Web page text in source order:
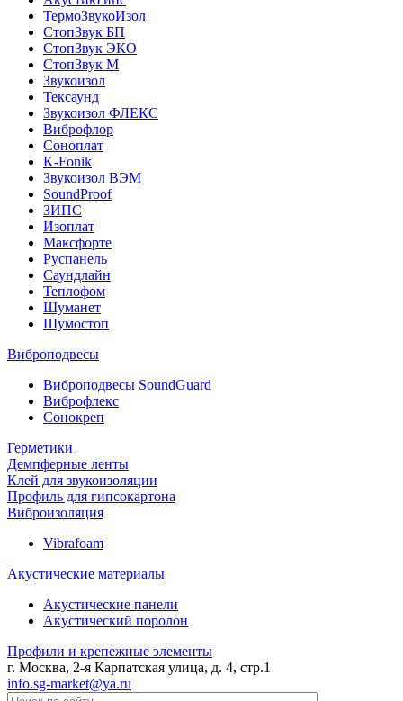
ТермоЗвукоИзол
СтопЗвук БП
СтопЗвук ЭКО
СтопЗвук М
Звукоизол
Тексаунд
Звукоизол ФЛЕКС
Виброфлор
Соноплат
K-Fonik
Звукоизол ВЭМ
SoundProof
ЗИПС
Изоплат
Максфорте
Руспанель
Саундлайн
Теплофом
Шуманет
Шумостоп
Виброподвесы
Виброподвесы SoundGuard
Виброфлекс
Сонокреп
Герметики
Демпферные ленты
Клей для звукоизоляции
Профиль для гипсокартона
Виброизоляция
Vibrafoam
Акустические материалы
Акустические панели
Акустический поролон
Профили и крепежные элементы
г. Москва, 2-я Карпатская улица, д. 4, стр.1
info.sg-market@ya.ru